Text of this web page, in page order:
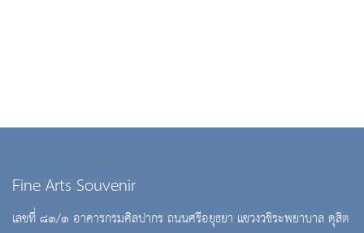
Fine Arts Souvenir
เลขที่ ๘๑/๑ อาคารกรมศิลปากร ถนนศรีอยุธยา แขวงวชิระพยาบาล ดุสิต